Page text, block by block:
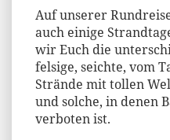
Auf unserer
auch einige
wir Euch die
felsige, seichte, vom
Strände mit tollen
und solche, in denen
verboten ist.